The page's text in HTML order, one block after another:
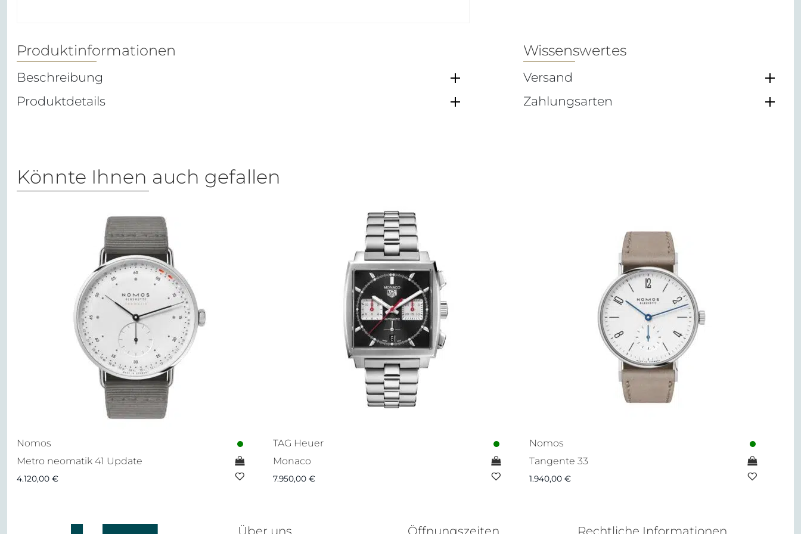
Produktinformationen
Beschreibung
Produktdetails
Wissenswertes
Versand
Zahlungsarten
Könnte Ihnen auch gefallen
Nomos
Metro neomatik 41 Update
4.120,00 €
TAG Heuer
Monaco
7.950,00 €
Nomos
Tangente 33
1.940,00 €
Über uns Öffnungszeiten Rechtliche Informationen